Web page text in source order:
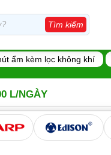
Tìm kiếm
ẩm kèm lọc không khí
L/NGÀY